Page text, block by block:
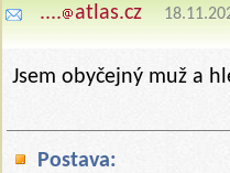
.... atlas.cz
Jsem obyčejný muž a
Postava: